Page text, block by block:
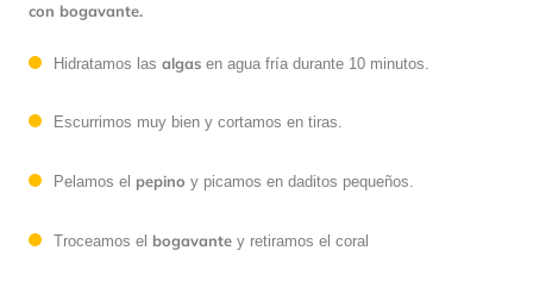
con bogavante.
Hidratamos las algas en agua fría durante 10 minutos.
Escurrimos muy bien y cortamos en tiras.
Pelamos el pepino y picamos en daditos pequeños.
Troceamos el bogavante y retiramos el coral